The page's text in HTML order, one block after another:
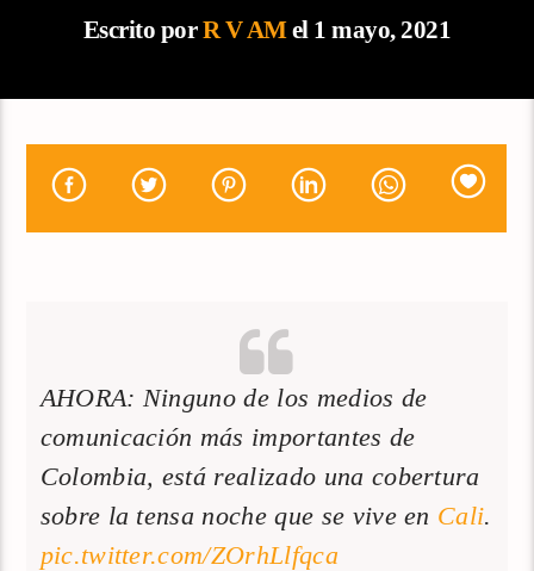
Escrito porR V AMel 1 mayo, 2021
AHORA: Ninguno de los medios de
comunicación más importantes de
Colombia, está realizado una cobertura
sobre la tensa noche que se vive en Cali.
pic.twitter.com/ZOrhLlfqca